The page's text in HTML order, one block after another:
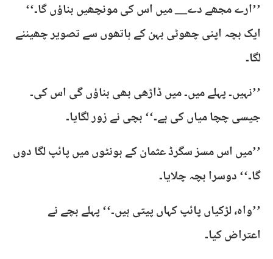
’’ارے مجھے دے__ میں اس کی مونچھیں بناؤں گا۔‘‘
ایک بچہ اپنی چھوٹی بہن کے ہاتھوں سے تصویر چھیننے
لگا۔
’’نہیں۔ پہلے میں۔ میں ڈاڑھی بھی بناؤں گی اس کی۔
جیسی چچا میاں کی ہے۔‘‘ بچی نے زور لگایا۔
’’میں اس مسز سگرڈ عثمان کے ہونٹوں میں پائپ لگا دوں
گا۔‘‘ دوسرا بچہ چلایا۔
’’واہ، لڑکیاں پائپ کہاں پیتی ہیں۔‘‘ پہلے بچے نے
اعتراض کیا۔